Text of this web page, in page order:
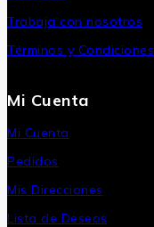
Trabaja con nosotros
Términos y Condiciones
Mi Cuenta
Mi Cuenta
Pedidos
Mis Direcciones
Lista de Deseos